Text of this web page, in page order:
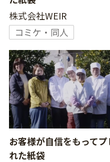
株式会社WEIR
コミケ・同人
お客様が自信をもって
れた紙袋